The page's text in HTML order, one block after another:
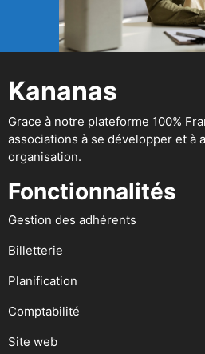
Kananas
Grace à notre plateforme 100%
associations à se développer et à
organisation.
Fonctionnalités
Gestion des adhérents
Billetterie
Planification
Comptabilité
Site web